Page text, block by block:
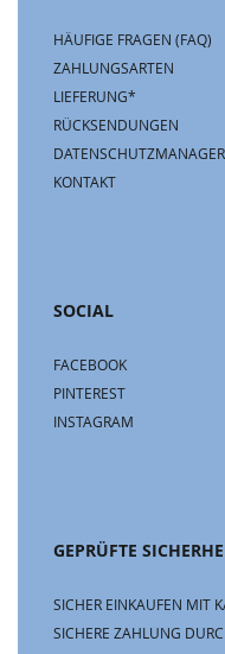
HÄUFIGE FRAGEN (FAQ)
ZAHLUNGSARTEN
LIEFERUNG*
RÜCKSENDUNGEN
DATENSCHUTZMANAGER
KONTAKT
SOCIAL
FACEBOOK
PINTEREST
INSTAGRAM
GEPRÜFTE
SICHER EINKAUFEN MIT
SICHERE ZAHLUNG